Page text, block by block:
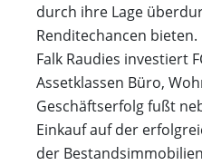
durch ihre Lage
Renditechancen
Falk Raudies investiert
Assetklassen Büro,
Geschäftserfolg fußt
Einkauf auf der
der